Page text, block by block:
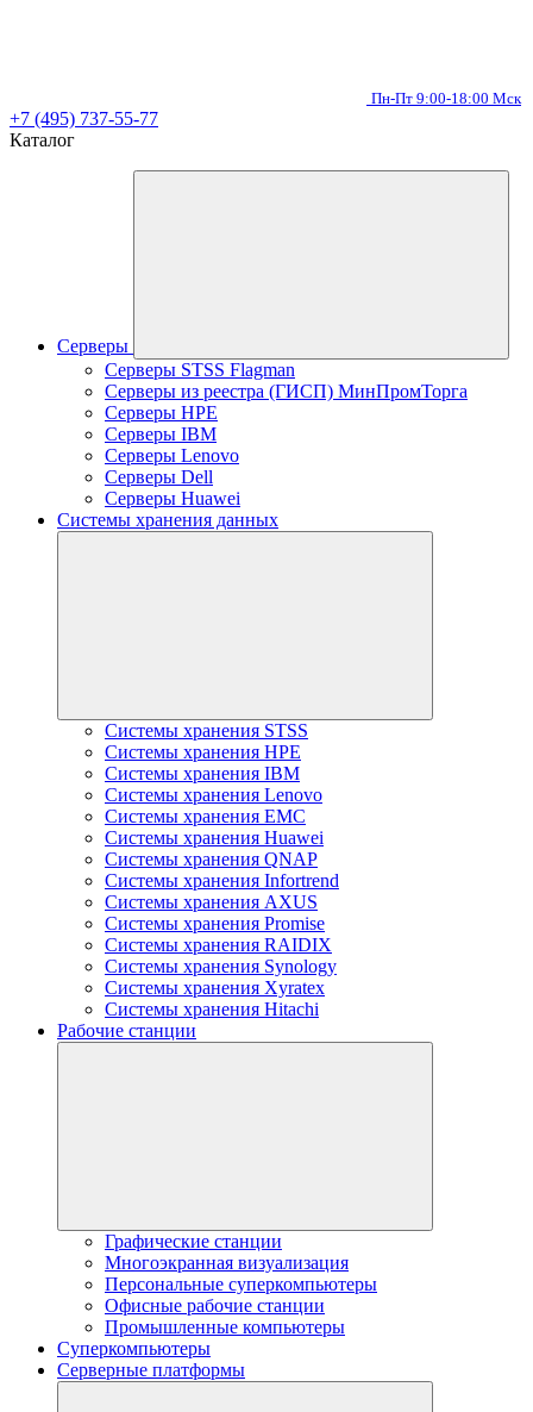
Пн-Пт 9:00-18:00 Мск
+7 (495) 737-55-77
Каталог
Серверы
Серверы STSS Flagman
Серверы из реестра (ГИСП) МинПромТорга
Серверы HPE
Серверы IBM
Серверы Lenovo
Серверы Dell
Серверы Huawei
Системы хранения данных
Системы хранения STSS
Системы хранения HPE
Системы хранения IBM
Системы хранения Lenovo
Системы хранения EMC
Системы хранения Huawei
Системы хранения QNAP
Системы хранения Infortrend
Системы хранения AXUS
Системы хранения Promise
Системы хранения RAIDIX
Системы хранения Synology
Системы хранения Xyratex
Системы хранения Hitachi
Рабочие станции
Графические станции
Многоэкранная визуализация
Персональные суперкомпьютеры
Офисные рабочие станции
Промышленные компьютеры
Суперкомпьютеры
Серверные платформы